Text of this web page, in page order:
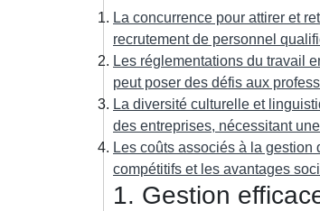
La concurrence pour attirer et
recrutement de personnel
Les réglementations du travail
peut poser des défis aux
La diversité culturelle et
des entreprises, nécessitant
Les coûts associés à la
compétitifs et les avantages
1. Gestion